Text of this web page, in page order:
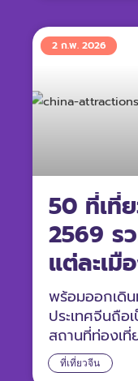
ที่เที่ยวจีน
50 ที่เที่
2569 ร
แต่ละเมื
พร้อมออกเดิ
ประเทศจีนถือ
สถานที่ท่องเ
รวบรวม 50 ที่
กระเป๋าให้พร้
2 ก.พ. 2026